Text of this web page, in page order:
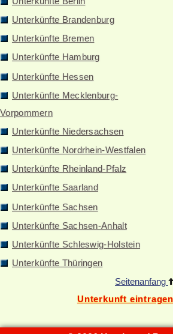
Unterkünfte Brandenburg
Unterkünfte Bremen
Unterkünfte Hamburg
Unterkünfte Hessen
Unterkünfte Mecklenburg-
Vorpommern
Unterkünfte Niedersachsen
Unterkünfte Nordrhein-Westfalen
Unterkünfte Rheinland-Pfalz
Unterkünfte Saarland
Unterkünfte Sachsen
Unterkünfte Sachsen-Anhalt
Unterkünfte Schleswig-Holstein
Unterkünfte Thüringen
Seitenanfang
Unterkunft eintragen